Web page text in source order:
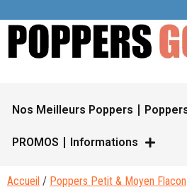
Nos Meilleurs Poppers
PROMOS Informations
Accueil / Poppers Petit & Moyen Flacon